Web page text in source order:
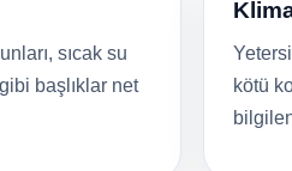
sıcak su
başlıklar net
kötü